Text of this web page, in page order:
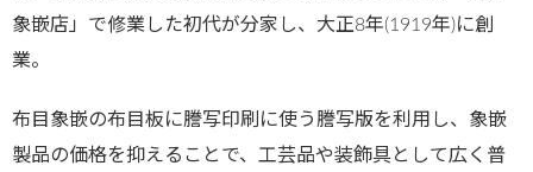
象嵌店」で修業した初代が分家し、大正8年(1919年)に創
業。
布目象嵌の布目板に謄写印刷に使う謄写版を利用し、象嵌
製品の価格を抑えることで、工芸品や装飾具として広く普